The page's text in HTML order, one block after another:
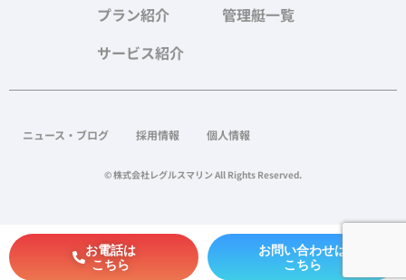
プラン紹介
サービス紹介
管理艇一覧
ニュース・ブログ 採用情報 個人情報
© 株式会社レグルスマリン All Rights Reserved.
お電話は
こちら
お問い合わせは
こちら